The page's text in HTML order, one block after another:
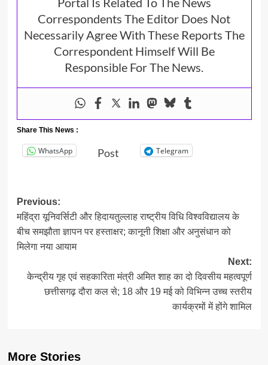
Correspondents The Editor Does Not
Necessarily Agree With These Reports The
Correspondent Himself Will Be
Responsible For The News.
Share This News :
WhatsApp Post Telegram
Post
navigation
Previous:
महिंद्रा यूनिवर्सिटी और हिदायतुल्लाह राष्ट्रीय विधि विश्वविद्यालय के
बीच समझौता ज्ञापन पर हस्ताक्षर; कानूनी शिक्षा और अनुसंधान को
मिलेगा नया आयाम
Next:
केन्द्रीय गृह एवं सहकारिता मंत्री अमित शाह का दो दिवसीय महत्वपूर्ण
छत्तीसगढ़ दौरा कल से; 18 और 19 मई को विभिन्न उच्च स्तरीय
कार्यक्रमों में होंगे शामिल
More Stories